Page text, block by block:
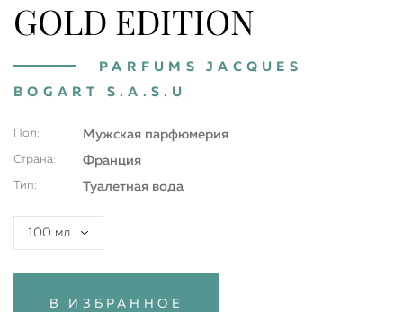
GOLD EDITION
PARFUMS JACQUES
BOGART S.A.S.U
Пол: Мужская парфюмерия
Страна: Франция
Тип: Туалетная вода
100 мл
В ИЗБРАННОЕ